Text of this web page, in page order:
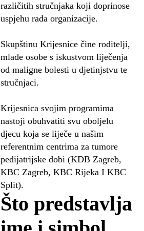
različitih stručnjaka koji doprinose
uspjehu rada organizacije.
Skupštinu Krijesnice čine roditelji,
mlade osobe s iskustvom liječenja
od maligne bolesti u djetinjstvu te
stručnjaci.
Krijesnica svojim programima
nastoji obuhvatiti svu oboljelu
djecu koja se liječe u našim
referentnim centrima za tumore
pedijatrijske dobi (KDB Zagreb,
KBC Zagreb, KBC Rijeka I KBC
Split).
Što predstavlja